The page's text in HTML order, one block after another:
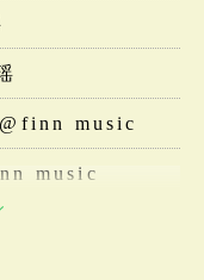
music
music